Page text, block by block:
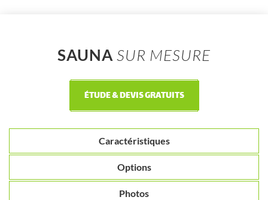
SAUNA SUR MESURE
ÉTUDE & DEVIS GRATUITS
Caractéristiques
Options
Photos